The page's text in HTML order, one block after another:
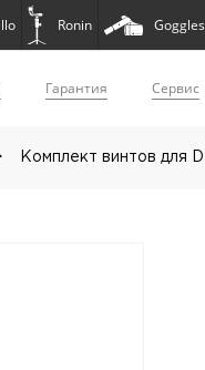
Ronin Goggles
Гарантия Сервис
Комплект винтов для